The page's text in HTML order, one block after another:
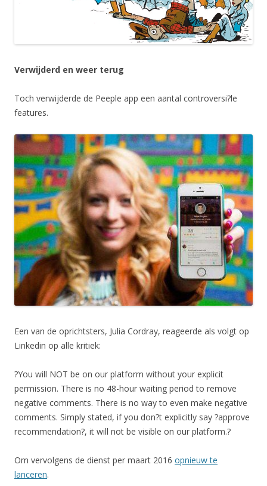
Verwijderd en weer terug
Toch verwijderde de Peeple app een aantal controversi?le
features.
Een van de oprichtsters, Julia Cordray, reageerde als volgt op
Linkedin op alle kritiek:
?You will NOT be on our platform without your explicit
permission. There is no 48-hour waiting period to remove
negative comments. There is no way to even make negative
comments. Simply stated, if you don?t explicitly say ?approve
recommendation?, it will not be visible on our platform.?
Om vervolgens de dienst per maart 2016 opnieuw te
lanceren.